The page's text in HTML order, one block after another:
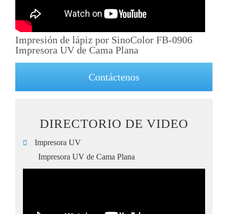
Impresión de lápiz por SinoColor FB-0906
Impresora UV de Cama Plana
Contáctenos
DIRECTORIO DE VIDEO
Impresora UV
Impresora UV de Cama Plana